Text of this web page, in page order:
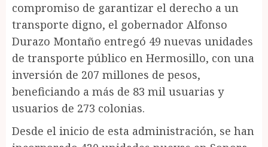
compromiso de garantizar el derecho a un
transporte digno, el gobernador Alfonso
Durazo Montaño entregó 49 nuevas unidades
de transporte público en Hermosillo, con una
inversión de 207 millones de pesos,
beneficiando a más de 83 mil usuarias y
usuarios de 273 colonias.
Desde el inicio de esta administración, se han